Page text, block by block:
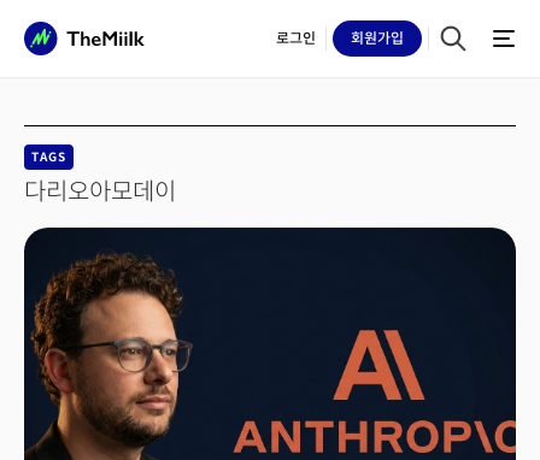
로그인 회원가입
TAGS
다리오아모데이